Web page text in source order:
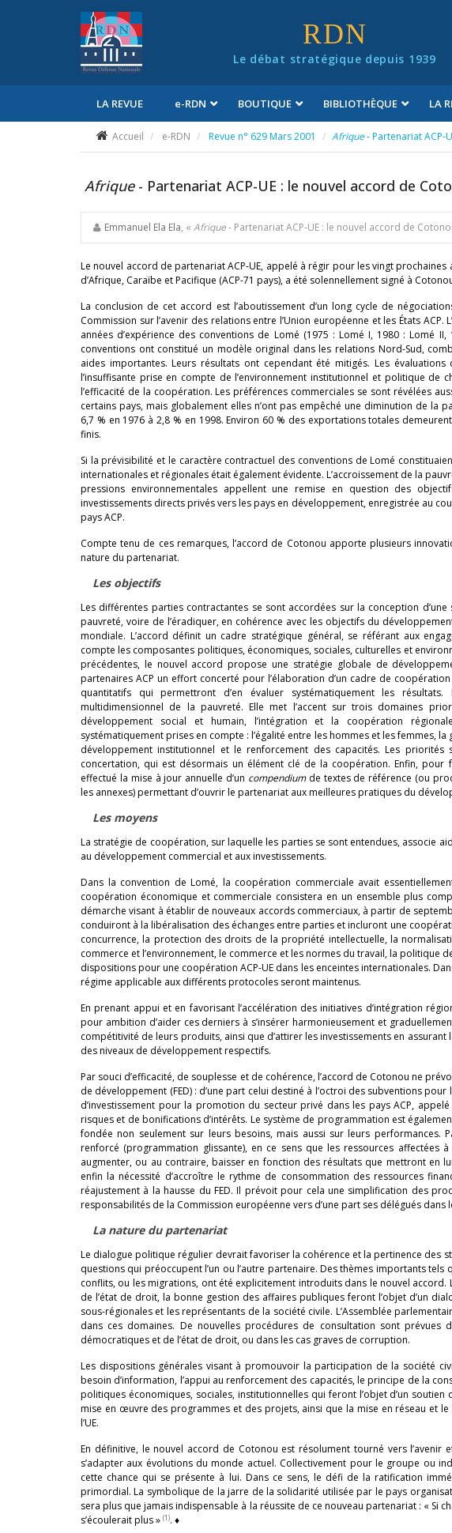
RDN
Le débat stratégique depuis 1939
LA REVUE e-RDN BOUTIQUE BIBLIOTHÈQUE LA
Accueil e-RDN Revue n° 629 Mars 2001 Afrique- Partenariat ACP-
Afrique - Partenariat ACP-UE : le nouvel accord de
Emmanuel Ela Ela, « Afrique- Partenariat ACP-UE : le nouvel accord de
Le nouvel accord de partenariat ACP-UE, appelé à régir pour les vingt
d’Afrique, Caraïbe et Pacifique (ACP-71 pays), a été solennellement signé à
La conclusion de cet accord est l’aboutissement d’un long cycle de
Commission sur l’avenir des relations entre l’Union européenne et les États
années d’expérience des conventions de Lomé (1975 : Lomé I, 1980 : Lomé
conventions ont constitué un modèle original dans les relations Nord-Sud,
aides importantes. Leurs résultats ont cependant été mitigés. Les
l’insuffisante prise en compte de l’environnement institutionnel et politique
l’efficacité de la coopération. Les préférences commerciales se sont révélées
certains pays, mais globalement elles n’ont pas empêché une diminution de la
6,7 % en 1976 à 2,8 % en 1998. Environ 60 % des exportations totales
finis.
Si la prévisibilité et le caractère contractuel des conventions de Lomé
internationales et régionales était également évidente. L’accroissement de la
pressions environnementales appellent une remise en question des
investissements directs privés vers les pays en développement, enregistrée au
pays ACP.
Compte tenu de ces remarques, l’accord de Cotonou apporte plusieurs
nature du partenariat.
Les objectifs
Les différentes parties contractantes se sont accordées sur la conception
pauvreté, voire de l’éradiquer, en cohérence avec les objectifs du
mondiale. L’accord définit un cadre stratégique général, se référant aux
compte les composantes politiques, économiques, sociales, culturelles et
précédentes, le nouvel accord propose une stratégie globale de
partenaires ACP un effort concerté pour l’élaboration d’un cadre de
quantitatifs qui permettront d’en évaluer systématiquement les
multidimensionnel de la pauvreté. Elle met l’accent sur trois domaines
développement social et humain, l’intégration et la coopération
systématiquement prises en compte : l’égalité entre les hommes et les femmes,
développement institutionnel et le renforcement des capacités. Les
concertation, qui est désormais un élément clé de la coopération. Enfin,
effectué la mise à jour annuelle d’un compendiumde textes de référence (ou
les annexes) permettant d’ouvrir le partenariat aux meilleures pratiques du
Les moyens
La stratégie de coopération, sur laquelle les parties se sont entendues, associe
au développement commercial et aux investissements.
Dans la convention de Lomé, la coopération commerciale avait
coopération économique et commerciale consistera en un ensemble plus
démarche visant à établir de nouveaux accords commerciaux, à partir de
conduiront à la libéralisation des échanges entre parties et incluront une
concurrence, la protection des droits de la propriété intellectuelle, la
commerce et l’environnement, le commerce et les normes du travail, la politique
dispositions pour une coopération ACP-UE dans les enceintes internationales.
régime applicable aux différents protocoles seront maintenus.
En prenant appui et en favorisant l’accélération des initiatives d’intégration
pour ambition d’aider ces derniers à s’insérer harmonieusement et
compétitivité de leurs produits, ainsi que d’attirer les investissements en
des niveaux de développement respectifs.
Par souci d’efficacité, de souplesse et de cohérence, l’accord de Cotonou ne
de développement (FED) : d’une part celui destiné à l’octroi des subventions
d’investissement pour la promotion du secteur privé dans les pays ACP,
risques et de bonifications d’intérêts. Le système de programmation est
fondée non seulement sur leurs besoins, mais aussi sur leurs
renforcé (programmation glissante), en ce sens que les ressources affectées
augmenter, ou au contraire, baisser en fonction des résultats que mettront en
enfin la nécessité d’accroître le rythme de consommation des ressources
réajustement à la hausse du FED. Il prévoit pour cela une simplification des
responsabilités de la Commission européenne vers d’une part ses délégués dans
La nature du partenariat
Le dialogue politique régulier devrait favoriser la cohérence et la pertinence des
questions qui préoccupent l’un ou l’autre partenaire. Des thèmes importants
conflits, ou les migrations, ont été explicitement introduits dans le nouvel
de l’état de droit, la bonne gestion des affaires publiques feront l’objet d’un
sous-régionales et les représentants de la société civile. L’Assemblée
dans ces domaines. De nouvelles procédures de consultation sont
démocratiques et de l’état de droit, ou dans les cas graves de corruption.
Les dispositions générales visant à promouvoir la participation de la société
besoin d’information, l’appui au renforcement des capacités, le principe de la
politiques économiques, sociales, institutionnelles qui feront l’objet d’un
mise en œuvre des programmes et des projets, ainsi que la mise en réseau et
l’UE.
En définitive, le nouvel accord de Cotonou est résolument tourné vers
s’adapter aux évolutions du monde actuel. Collectivement pour le groupe ou
cette chance qui se présente à lui. Dans ce sens, le défi de la ratification
primordial. La symbolique de la jarre de la solidarité utilisée par le pays
sera plus que jamais indispensable à la réussite de ce nouveau partenariat : « Si
s’écoulerait plus » (1). ♦